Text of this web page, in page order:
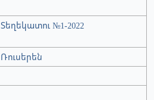
Տեղեկատու №1-2022
Ռուսերեն